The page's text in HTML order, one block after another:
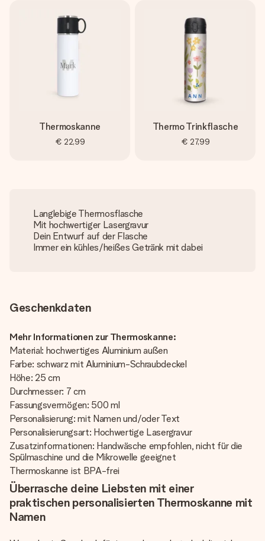
Thermoskanne
€ 22,99
Thermo Trinkflasche
€ 27,99
Langlebige Thermosflasche
Mit hochwertiger Lasergravur
Dein Entwurf auf der Flasche
Immer ein kühles/heißes Getränk mit dabei
Geschenkdaten
Mehr Informationen zur Thermoskanne:
Material: hochwertiges Aluminium außen
Farbe: schwarz mit Aluminium-Schraubdeckel
Höhe: 25 cm
Durchmesser: 7 cm
Fassungsvermögen: 500 ml
Personalisierung: mit Namen und/oder Text
Personalisierungsart: Hochwertige Lasergravur
Zusatzinformationen: Handwäsche empfohlen, nicht für die
Spülmaschine und die Mikrowelle geeignet
Thermoskanne ist BPA-frei
Überrasche deine Liebsten mit einer
praktischen personalisierten Thermoskanne mit
Namen